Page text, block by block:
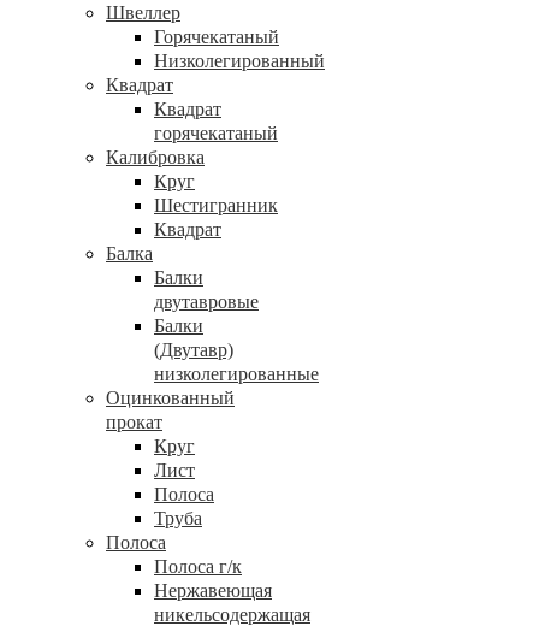
Швеллер
Горячекатаный
Низколегированный
Квадрат
Квадрат
горячекатаный
Калибровка
Круг
Шестигранник
Квадрат
Балка
Балки
двутавровые
Балки
(Двутавр)
низколегированные
Оцинкованный
прокат
Круг
Лист
Полоса
Труба
Полоса
Полоса г/к
Нержавеющая
никельсодержащая